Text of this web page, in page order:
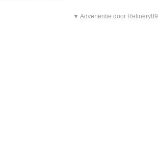
▼ Advertentie door Refinery89